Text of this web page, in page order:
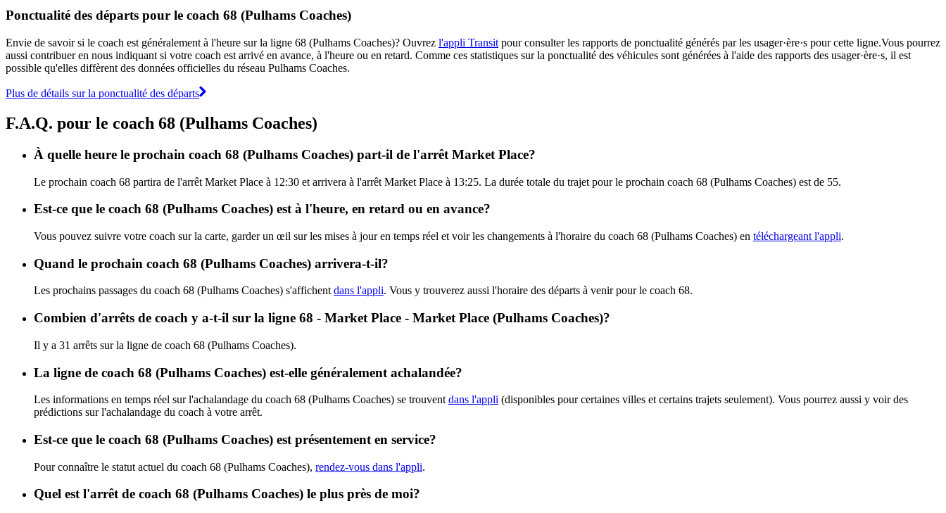
Ponctualité des départs pour le coach 68 (Pulhams Coaches)
Envie de savoir si le coach est généralement à l'heure sur la ligne 68 (Pulhams Coaches)? Ouvrez l'appli Transit pour consulter les rapports de ponctualité générés par les usager·ère·s pour cette ligne.Vous pourrez
aussi contribuer en nous indiquant si votre coach est arrivé en avance, à l'heure ou en retard. Comme ces statistiques sur la ponctualité des véhicules sont générées à l'aide des rapports des usager·ère·s, il est
possible qu'elles diffèrent des données officielles du réseau Pulhams Coaches.
Plus de détails sur la ponctualité des départs
F.A.Q. pour le coach 68 (Pulhams Coaches)
À quelle heure le prochain coach 68 (Pulhams Coaches) part-il de l'arrêt Market Place?
Le prochain coach 68 partira de l'arrêt Market Place à 12:30 et arrivera à l'arrêt Market Place à 13:25. La durée totale du trajet pour le prochain coach 68 (Pulhams Coaches) est de 55.
Est-ce que le coach 68 (Pulhams Coaches) est à l'heure, en retard ou en avance?
Vous pouvez suivre votre coach sur la carte, garder un œil sur les mises à jour en temps réel et voir les changements à l'horaire du coach 68 (Pulhams Coaches) en téléchargeant l'appli.
Quand le prochain coach 68 (Pulhams Coaches) arrivera-t-il?
Les prochains passages du coach 68 (Pulhams Coaches) s'affichent dans l'appli. Vous y trouverez aussi l'horaire des départs à venir pour le coach 68.
Combien d'arrêts de coach y a-t-il sur la ligne 68 - Market Place - Market Place (Pulhams Coaches)?
Il y a 31 arrêts sur la ligne de coach 68 (Pulhams Coaches).
La ligne de coach 68 (Pulhams Coaches) est-elle généralement achalandée?
Les informations en temps réel sur l'achalandage du coach 68 (Pulhams Coaches) se trouvent dans l'appli (disponibles pour certaines villes et certains trajets seulement). Vous pourrez aussi y voir des
prédictions sur l'achalandage du coach à votre arrêt.
Est-ce que le coach 68 (Pulhams Coaches) est présentement en service?
Pour connaître le statut actuel du coach 68 (Pulhams Coaches), rendez-vous dans l'appli.
Quel est l'arrêt de coach 68 (Pulhams Coaches) le plus près de moi?